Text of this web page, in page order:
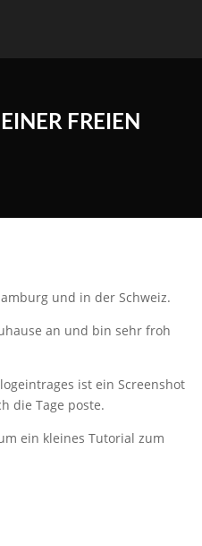
FREIEN
und in der Schweiz.
an und bin sehr froh
ist ein Screenshot
die Tage poste.
ein kleines Tutorial zum